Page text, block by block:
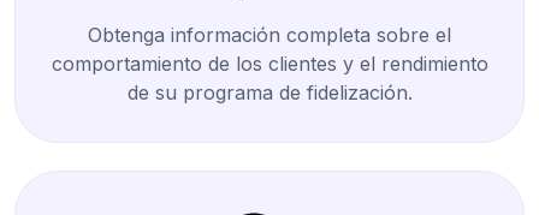
Obtenga información completa sobre el
comportamiento de los clientes y el rendimiento
de su programa de fidelización.